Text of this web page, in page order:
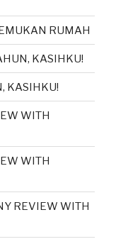
RUMAH
KASIHKU!
KASIHKU!
WITH
WITH
REVIEW WITH